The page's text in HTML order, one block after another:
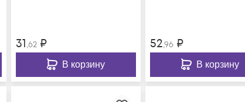
31,62₽
В корзину
52,96₽
В корзину